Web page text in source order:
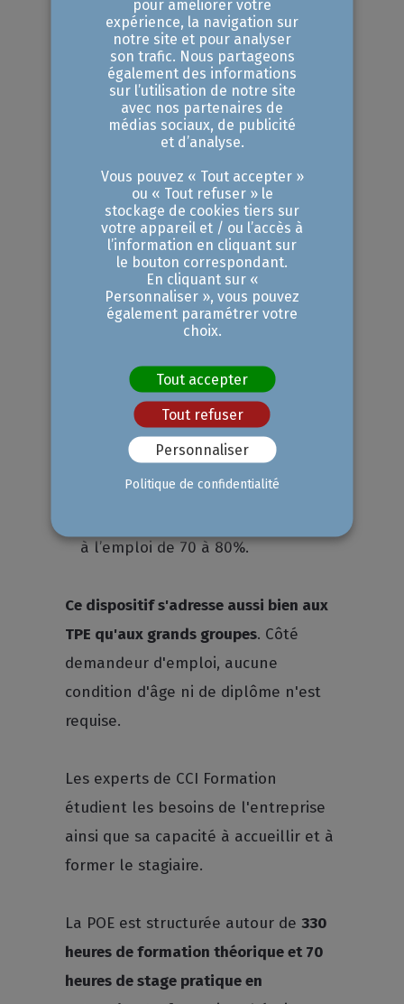
requises pour des métiers en tension
et faciliter leur intégration au sein de
l'entreprise.
La CCIAMP joue le rôle de tiers de
confiance entre France Travail et les
entreprises, favorisant ainsi le
recrutement et la croissance des
entreprises locales.
L'avantage de la POE est double :
Tester les compétences
L’entreprise peut évaluer les
aptitudes du demandeur d’emploi
pendant le stage pratique.
Taux de retour à l’emploi élevé
à l’emploi de 70 à 80%.
Ce dispositif s'adresse aussi bien aux
TPE qu'aux grands groupes. Côté
demandeur d'emploi, aucune
condition d'âge ni de diplôme n'est
requise.
Les experts de CCI Formation
étudient les besoins de l'entreprise
ainsi que sa capacité à accueillir et à
former le stagiaire.
La POE est structurée autour de330
heures de formation théorique et 70
heures de stage pratique en
pour améliorer votre
expérience, la navigation sur
notre site et pour analyser
son trafic. Nous partageons
également des informations
sur l’utilisation de notre site
avec nos partenaires de
médias sociaux, de publicité
et d’analyse.
Vous pouvez « Tout accepter »
ou « Tout refuser » le
stockage de cookies tiers sur
votre appareil et / ou l’accès à
l’information en cliquant sur
le bouton correspondant.
En cliquant sur «
Personnaliser », vous pouvez
également paramétrer votre
choix.
Tout accepter
Tout refuser
Personnaliser
Politique de confidentialité